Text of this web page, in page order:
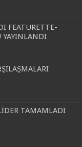
FEATURETTE-
YAYINLANDI
TAMAMLADI